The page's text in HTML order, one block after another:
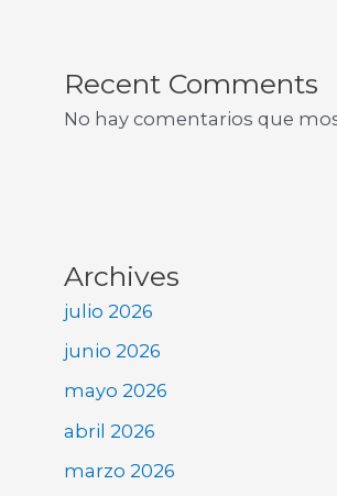
Recent Comments
No hay comentarios que
Archives
julio 2026
junio 2026
mayo 2026
abril 2026
marzo 2026